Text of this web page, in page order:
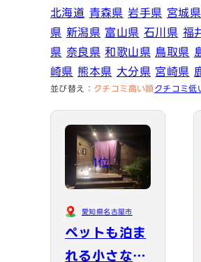
北海道 青森県 岩手県 宮城県
県 新潟県 富山県 石川県 福
県 奈良県 和歌山県 鳥取県
崎県 熊本県 大分県 宮崎県
並び替え： クチコミ高い順クチコミ低
1位
愛知県名古屋市
ペットも泊ま
れる小さなお